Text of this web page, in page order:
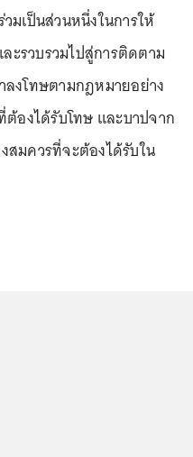
มเป็นส่วนหนึ่งในการให้
รวบรวมไปสู่การติดตาม
งโทษตามกฎหมายอย่าง
องได้รับโทษ และบาปจาก
สมควรที่จะต้องได้รับใน